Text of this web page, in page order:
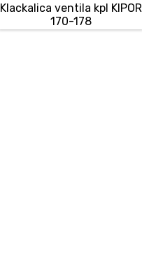
Klackalica ventila kpl KIPOR
170-178